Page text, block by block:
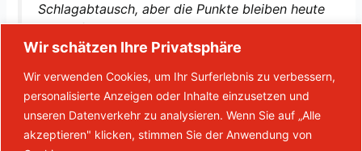
Wir schätzen Ihre Privatsphäre
Wir verwenden Cookies, um Ihr Surferlebnis zu verbessern,
personalisierte Anzeigen oder Inhalte einzusetzen und
unseren Datenverkehr zu analysieren. Wenn Sie auf „Alle
akzeptieren" klicken, stimmen Sie der Anwendung von
Schlagabtausch, aber die Punkte bleiben heute
im Wolfsbau!
Fabian Wewers